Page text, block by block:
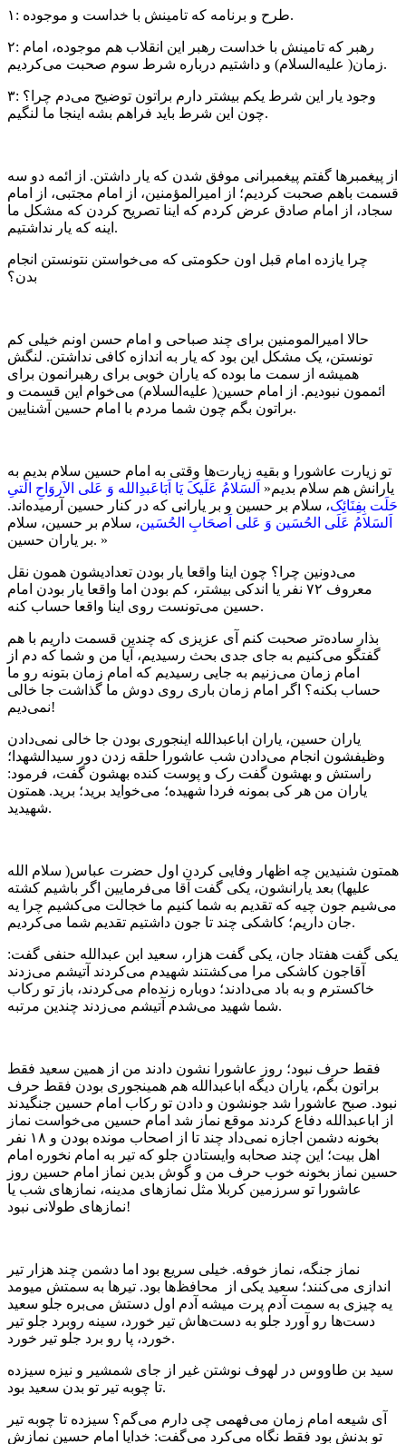
۱: طرح و برنامه که تامینش با خداست و موجوده.
۲: رهبر که تامینش با خداست رهبر این انقلاب هم موجوده، امام
زمان( علیه‌السلام) و داشتیم درباره شرط سوم صحبت می‌کردیم.
۳: وجود یار این شرط یکم بیشتر دارم براتون توضیح می‌دم چرا؟
چون این شرط باید فراهم بشه اینجا ما لنگیم.
از پیغمبر‌ها گفتم پیغمبر‌انی موفق شدن که یار داشتن. از ائمه دو سه
قسمت باهم صحبت کردیم؛ از امیرالمؤمنین، از امام مجتبی، از امام
سجاد، از امام صادق عرض کردم که اینا تصریح کردن که مشکل ما
اینه که یار نداشتیم.
چرا یازده امام قبل اون حکومتی که می‌خواستن نتونستن انجام
بدن؟
حالا امیرالمومنین برای چند صباحی و امام حسن اونم خیلی کم
تونستن، یک مشکل این بود که یار به اندازه کافی نداشتن. لنگش
همیشه از سمت ما بوده که یاران خوبی برای رهبرانمون برای
ائممون نبودیم. از امام حسین( علیه‌السلام) می‌خوام این قسمت و
براتون بگم چون شما مردم با امام حسین آشنایین.
تو زیارت عاشورا و بقیه زیارت‌ها وقتی به امام حسین سلام بدیم به
یارانش هم سلام بدیم« اَلسَلامُ عَلَیکَ یَا اَبَاعَبدِالله وَ عَلی الاَروَاحِ الَتیِ
حَلَت بِفِنَائِک، سلام بر حسین و بر یارانی که در کنار حسین آرمیده‌اند.
اَلسَلامُ عَلَی الحُسَین وَ عَلی اَصحَابِ الحُسَین، سلام بر حسین، سلام
بر یاران حسین. »
می‌دونین چرا؟ چون اینا واقعا یار بودن تعدادیشون همون نقل
معروف ۷۲ نفر یا اندکی بیشتر، کم بودن اما واقعا یار بودن امام
حسین می‌تونست روی اینا واقعا حساب کنه.
بذار ساده‌تر صحبت کنم آی عزیزی که چندین قسمت داریم با هم
گفتگو می‌کنیم به جای جدی بحث رسیدیم، آیا من و شما که دم از
امام زمان می‌زنیم به جایی رسیدیم که امام زمان بتونه رو ما
حساب بکنه؟ اگر امام زمان باری روی دوش ما گذاشت جا خالی
نمی‌دیم!
یاران حسین، یاران اباعبدالله اینجوری بودن جا خالی نمی‌دادن
وظیفشون انجام می‌دادن شب عاشورا حلقه زدن دور سیدالشهدا؛
راستش و بهشون گفت رک و پوست کنده بهشون گفت، فرمود:
یاران من هر کی بمونه فردا شهیده؛ می‌خواید برید؛ برید. همتون
شهیدید.
همتون شنیدین چه اظهار وفایی کردن اول حضرت عباس( سلام الله
علیها) بعد یارانشون، یکی گفت آقا می‌فرمایین اگر باشیم کشته
می‌شیم جون چیه که تقدیم به شما کنیم ما خجالت می‌کشیم چرا یه
جان داریم؛ کاشکی چند تا جون داشتیم تقدیم شما می‌کردیم.
یکی گفت هفتاد جان، یکی گفت هزار، سعید ابن عبدالله حنفی گفت:
آقاجون کاشکی مرا می‌کشتند شهیدم می‌کردند آتیشم می‌زدند
خاکسترم و به باد می‌دادند؛ دوباره زنده‌ام می‌کردند، باز تو رکاب
شما شهید می‌شدم آتیشم می‌زدند چندین مرتبه.
فقط حرف نبود؛ روز عاشورا نشون دادند من از همین سعید فقط
براتون بگم، یاران دیگه اباعبدالله هم همینجوری بودن فقط حرف
نبود. صبح عاشورا شد جونشون و دادن تو رکاب امام حسین جنگیدند
از اباعبدالله دفاع کردند موقع نماز شد امام حسین می‌خواست نماز
بخونه دشمن اجازه نمی‌داد چند تا از اصحاب مونده بودن و ۱۸ نفر
اهل بیت؛ این چند صحابه وایستادن جلو که تیر به امام نخوره امام
حسین نماز بخونه خوب حرف من و گوش بدین نماز امام حسین روز
عاشورا تو سرزمین کربلا مثل نماز‌های مدینه، نماز‌های شب یا
نماز‌های طولانی نبود!
نماز جنگه، نماز خوفه. خیلی سریع بود اما دشمن چند هزار تیر
اندازی می‌کنند؛ سعید یکی از محافظ‌ها بود. تیرها به سمتش میومد
یه چیزی به سمت آدم پرت میشه آدم اول دستش می‌بره جلو سعید
دست‌ها رو آورد جلو به دست‌هاش تیر خورد، سینه روبرد جلو تیر
خورد، پا رو برد جلو تیر خورد.
سید بن طاووس در لهوف نوشتن غیر از جای شمشیر و نیزه سیزده
تا چوبه‌ تیر تو بدن سعید بود.
آی شیعه امام زمان می‌فهمی چی دارم می‌گم؟ سیزده تا چوبه‌ تیر
تو بدنش بود فقط نگاه می‌کرد می‌گفت: خدایا امام حسین نمازش